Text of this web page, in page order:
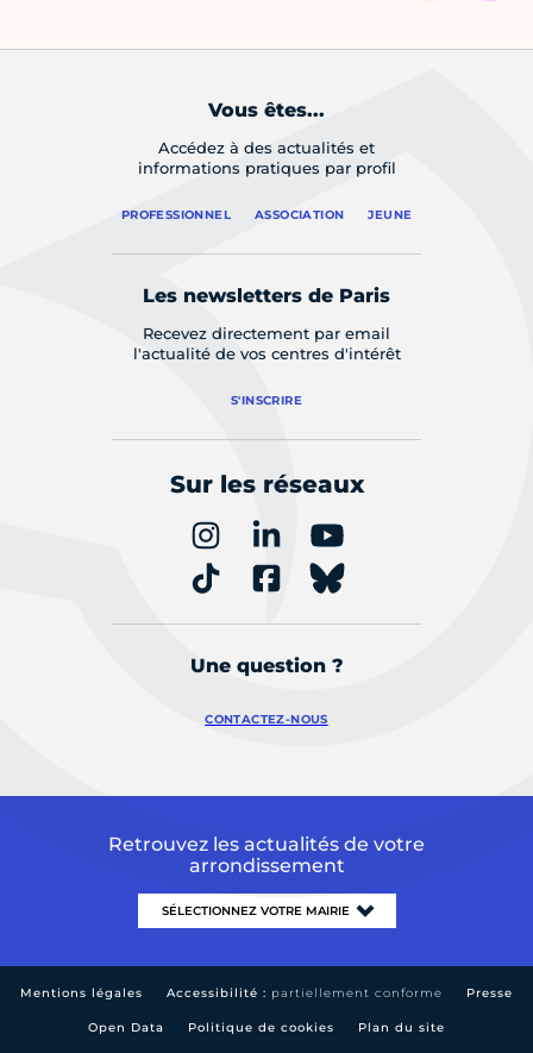
Vous êtes...
Accédez à des actualités et
informations pratiques par profil
PROFESSIONNEL ASSOCIATION JEUNE
Les newsletters de Paris
Recevez directement par email
l'actualité de vos centres d'intérêt
S'INSCRIRE
Sur les réseaux
Une question ?
CONTACTEZ-NOUS
Retrouvez les actualités de votre
arrondissement
Mentions légales Accessibilité : partiellement conforme Presse
Open Data Politique de cookies Plan du site